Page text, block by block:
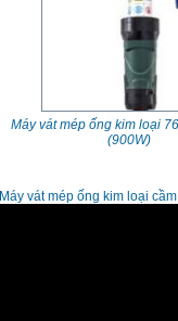
Máy vát mép ống kim loại
(900W)
Máy vát mép ống kim loại